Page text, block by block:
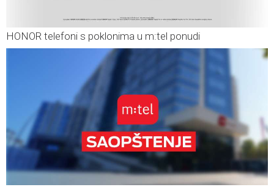
HONOR telefoni s poklonima u m:tel ponudi